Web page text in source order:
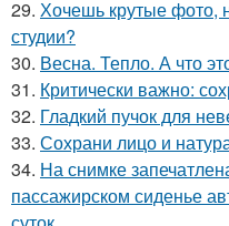
29. Хочешь крутые фото,
студии?
30. Весна. Тепло. А что
31. Критически важно:
32. Гладкий пучок для
33. Сохрани лицо и
34. На снимке
пассажирском сиденье